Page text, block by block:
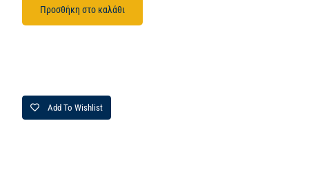
Προσθήκη στο καλάθι
Add To Wishlist